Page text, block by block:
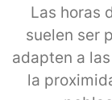
Las horas
suelen ser
adapten a
la